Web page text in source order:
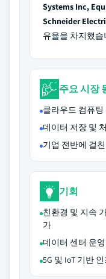
Systems Inc,
Schneider
유율을 차지했습
주요 시장
클라우드 컴퓨
데이터 저장 및
기업 전반에 걸
기회
친환경 및 지속
가
데이터 센터 운
5G 및 IoT 기반